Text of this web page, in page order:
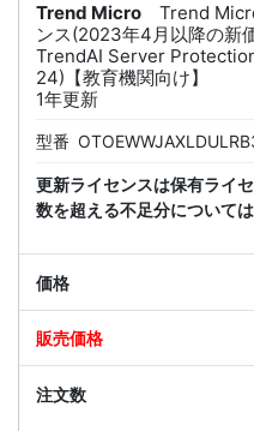
Trend Micro
Trend
ンス(2023年4月以降の新
TrendAI Server
24)【教育機関向け】
1年更新
型番
更新ライセンスは保有ライ
数を超える不足分について